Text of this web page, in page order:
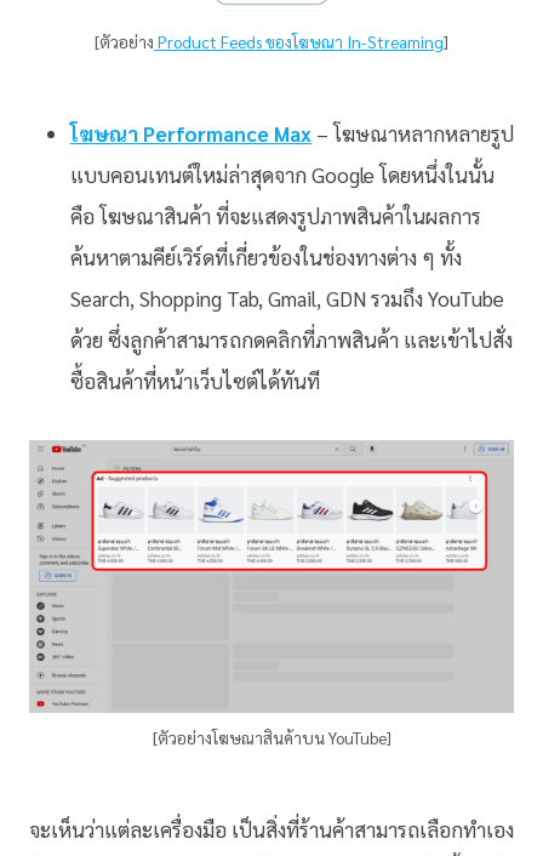
[ตัวอย่าง Product Feeds ของโฆษณา In-Streaming]
โฆษณา Performance Max – โฆษณาหลากหลายรูป
แบบคอนเทนต์ใหม่ล่าสุดจาก Google โดยหนึ่งในนั้น
คือ โฆษณาสินค้า ที่จะแสดงรูปภาพสินค้าในผลการ
ค้นหาตามคีย์เวิร์ดที่เกี่ยวข้องในช่องทางต่าง ๆ ทั้ง
Search, Shopping Tab, Gmail, GDN รวมถึง YouTube
ด้วย ซึ่งลูกค้าสามารถกดคลิกที่ภาพสินค้า และเข้าไปสั่ง
ซื้อสินค้าที่หน้าเว็บไซต์ได้ทันที
[ตัวอย่างโฆษณาสินค้าบน YouTube]
จะเห็นว่าแต่ละเครื่องมือ เป็นสิ่งที่ร้านค้าสามารถเลือกทำเอง